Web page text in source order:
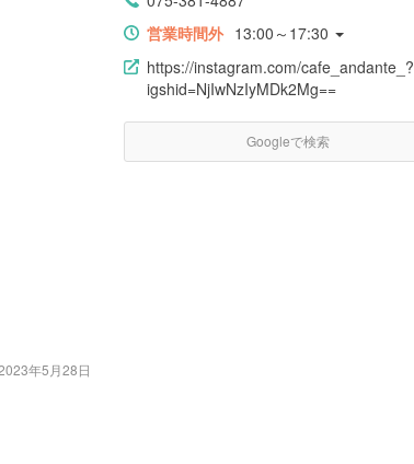
年5月28日
営業時間外 13:00～17:30
https://instagram.com/cafe_andante_?
igshid=NjIwNzIyMDk2Mg==
Googleで検索